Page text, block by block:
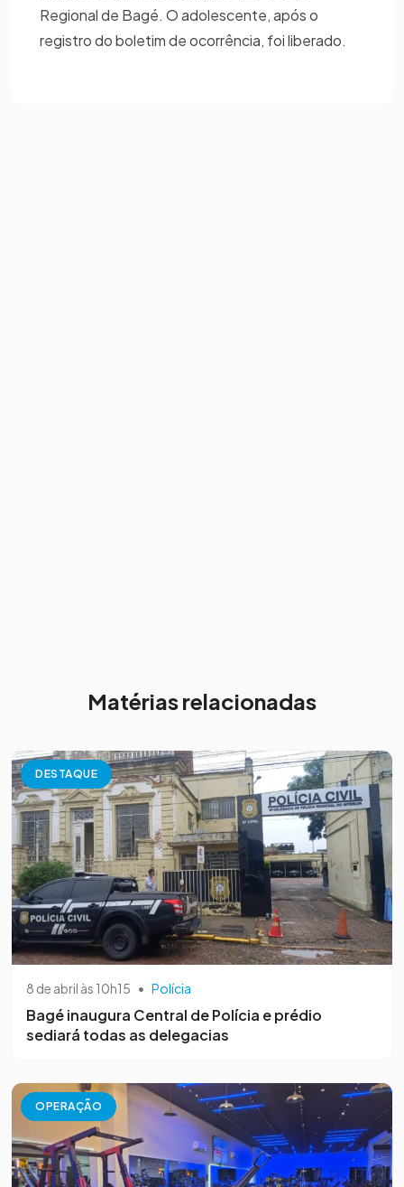
Regional de Bagé. O adolescente, após o
registro do boletim de ocorrência, foi liberado.
Matérias relacionadas
DESTAQUE
8 de abril às 10h15 • Polícia
Bagé inaugura Central de Polícia e prédio
sediará todas as delegacias
OPERAÇÃO